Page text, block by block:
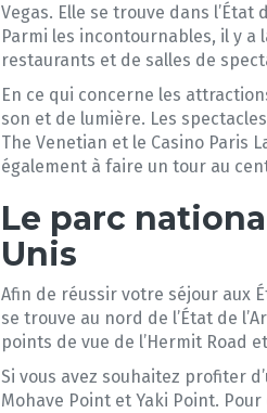
Vegas. Elle se trouve dans
Parmi les incontournables, il y a
restaurants et de salles de
En ce qui concerne les
son et de lumière. Les
The Venetian et le Casino Paris
également à faire un tour au
Le parc
Unis
Afin de réussir votre séjour aux
se trouve au nord de l’État de
points de vue de l’Hermit Road
Si vous avez souhaitez profiter
Mohave Point et Yaki Point.